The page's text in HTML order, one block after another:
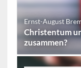
Ernst-August
Christentum
zusammen?